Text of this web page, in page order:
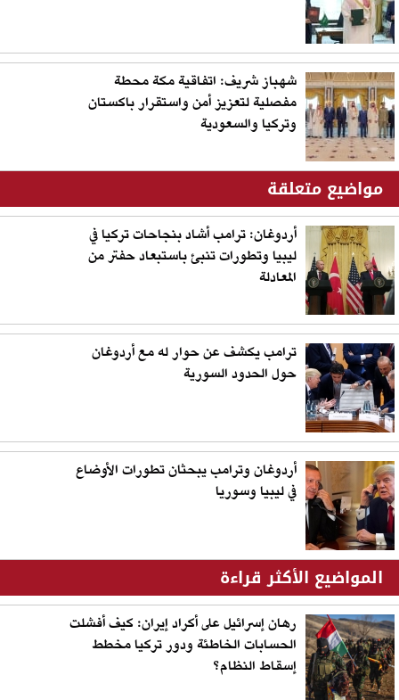
شهباز شريف: اتفاقية مكة محطة
مفصلية لتعزيز أمن واستقرار باكستان
وتركيا والسعودية
مواضيع متعلقة
أردوغان: ترامب أشاد بنجاحات تركيا في
ليبيا وتطورات تنبئ باستبعاد حفتر من
المعادلة
ترامب يكشف عن حوار له مع أردوغان
حول الحدود السورية
أردوغان وترامب يبحثان تطورات الأوضاع
في ليبيا وسوريا
المواضيع الأكثر قراءة
رهان إسرائيل على أكراد إيران: كيف أفشلت
الحسابات الخاطئة ودور تركيا مخطط
إسقاط النظام؟